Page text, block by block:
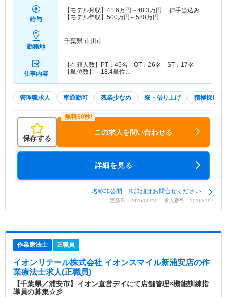
給与
【モデル月収】 41.6万円～48.3万円 一律手当込み
【モデル年収】 500万円～580万円
勤務地
千葉県 市川市
仕事内容
【在籍人数】PT：45名 OT：26名 ST：17名
【単位数】 18.4単位…
管理職求人 車通勤可 残業少なめ 寮・借り上げ 積極採用中
保存する
この求人を問い合わせる
詳細を見る
名称非公開 ※詳細はお問合せください
更新日：2026/06/19 求人番号：10163197
作業療法士 正職員
イオンリテール株式会社 イオンスマイル新浦安店の作
業療法士求人(正職員)
【千葉県／浦安市】イオン直営デイにて店舗管理×機能訓練指
導員の募集☆彡